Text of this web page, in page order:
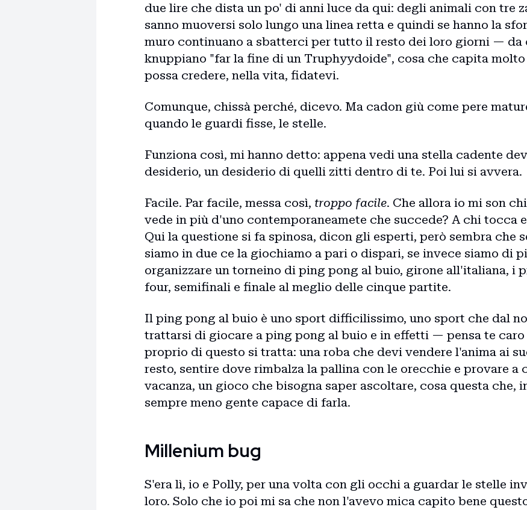
Home
Intro
Blog
due lire che dista un po' di anni luce da qui: degli animali con tre
sanno muoversi solo lungo una linea retta e quindi se hanno la
muro continuano a sbatterci per tutto il resto dei loro giorni —
knuppiano "far la fine di un Truphyydoide", cosa che capita
possa credere, nella vita, fidatevi.
Comunque, chissà perché, dicevo. Ma cadon giù come pere
quando le guardi fisse, le stelle.
Funziona così, mi hanno detto: appena vedi una stella cadente
desiderio, un desiderio di quelli zitti dentro di te. Poi lui si avvera.
Facile. Par facile, messa così, troppo facile. Che allora io mi son
vede in più d'uno contemporaneamete che succede? A chi tocca
Qui la questione si fa spinosa, dicon gli esperti, però sembra che
siamo in due ce la giochiamo a pari o dispari, se invece siamo di
organizzare un torneino di ping pong al buio, girone all'italiana, i
four, semifinali e finale al meglio delle cinque partite.
Il ping pong al buio è uno sport difficilissimo, uno sport che dal
trattarsi di giocare a ping pong al buio e in effetti — pensa te
proprio di questo si tratta: una roba che devi vendere l'anima ai
resto, sentire dove rimbalza la pallina con le orecchie e provare
vacanza, un gioco che bisogna saper ascoltare, cosa questa che,
sempre meno gente capace di farla.
Millenium bug
S'era lì, io e Polly, per una volta con gli occhi a guardar le stelle
loro. Solo che io poi mi sa che non l'avevo mica capito bene